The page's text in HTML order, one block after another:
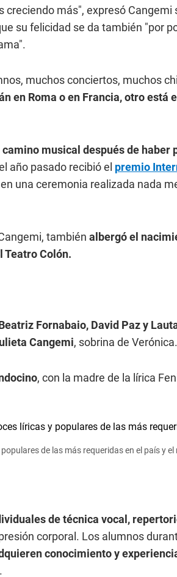
más", expresó Cangemi
su felicidad se da también "por
muchos conciertos, muchos
en Roma o en Francia, otro está
musical después de haber
año pasado recibió el premio
en una ceremonia realizada nada
también albergó el
Teatro Colón.
Fornabaio, David Paz y
Cangemi, sobrina de Verónica.
, con la madre de la lírica
de las más requeridas en el país y el
de técnica vocal,
corporal. Los alumnos
conocimiento y
.